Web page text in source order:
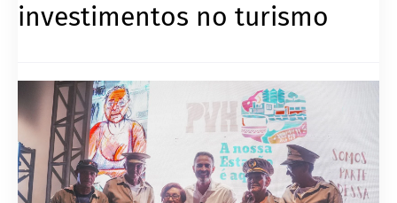
investimentos no turismo